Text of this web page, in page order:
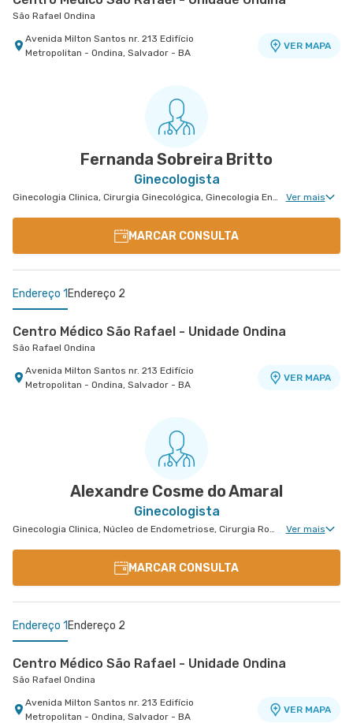
São Rafael Ondina
Avenida Milton Santos nr. 213 Edifício
Metropolitan - Ondina, Salvador - BA
VER MAPA
Rua Sao Rafael nr. 2152 - Sao Marcos, Salvador -
Fernanda Sobreira Britto
Ginecologista
Ginecologia Clinica, Cirurgia Ginecológica, Ginecologia Endócrina, Núcleo de Endometriose, Cirurgia Oncológica Ginecológica, Cirurgia Robótica Ginecológica, Ginecologia Oncológica Ver mais
MARCAR CONSULTA
Endereço 1 Endereço 2
Centro Médico São Rafael - Unidade Ondina
São Rafael Ondina
Avenida Milton Santos nr. 213 Edifício
Metropolitan - Ondina, Salvador - BA
VER MAPA
Rua Sao Rafael nr. 2152 - Sao Marcos, Salvador -
Alexandre Cosme do Amaral
Ginecologista
Ginecologia Clinica, Núcleo de Endometriose, Cirurgia Robótica Ginecológica Ver mais
MARCAR CONSULTA
Endereço 1 Endereço 2
Centro Médico São Rafael - Unidade Ondina
São Rafael Ondina
Avenida Milton Santos nr. 213 Edifício
Metropolitan - Ondina, Salvador - BA
VER MAPA